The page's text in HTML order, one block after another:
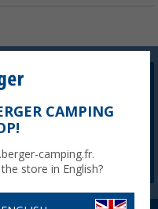
actuellement pas
le problème dès que
CAMPING
camping.fr.
store in English?